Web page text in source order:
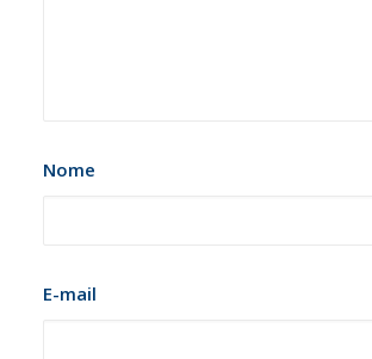
Nome
E-mail